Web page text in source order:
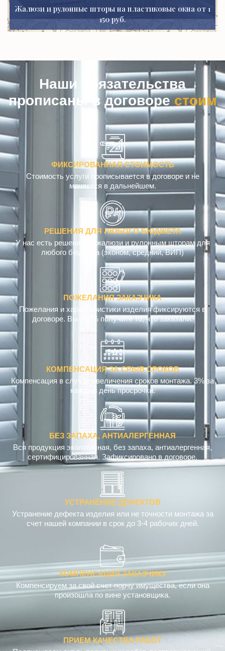
Жалюзи и рулонные шторы на пластиковые окна от 1
150 руб.
Наши обязательства
прописаны в договоре
ФИКСИРОВАННАЯ СТОИМОСТЬ
Стоимость услуги прописывается в договоре и не
меняется в дальнейшем.
РЕШЕНИЯ ДЛЯ ЛЮБОГО БЮДЖЕТА
У нас есть решения по жалюзи и рулонным шторам для
любого бюджета (эконом, средний, ВИП)
ПОЖЕЛАНИЯ ЗАКАЗЧИКА
Пожелания и характеристики изделия фиксируются в
договоре. Вы 100% получите то, что заказали.
КОМПЕНСАЦИЯ ЗА СРЫВ СРОКОВ
Компенсация в случае увеличения сроков монтажа. 3% за
каждый день просрочки.
БЕЗ ЗАПАХА, АНТИАЛЕРГЕННАЯ
Вся продукция экологичная, без запаха, антиалергенная,
сертифицированная. Зафиксировано в договоре.
УСТРАНЕНИЕ ДЕФЕКТОВ
Устранение дефекта изделия или не точности монтажа за
счет нашей компании в срок до 3-4 рабочих дней.
КОМПЕНСАЦИЯ ЗАКАЗЧИКУ
Компенсируем за свой счет порчу имущества, если она
произошла по вине установщика.
ПРИЕМ КАЧЕСТВА РАБОТ